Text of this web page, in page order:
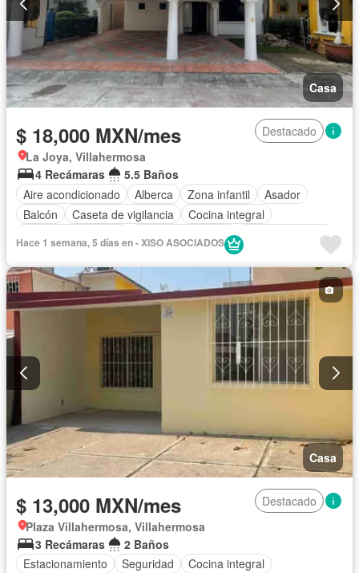
Casa
$ 18,000 MXN/mes
Destacado
La Joya, Villahermosa
4 Recámaras
5.5 Baños
Aire acondicionado
Alberca Zona infantil
Asador
Balcón
Caseta de vigilancia
Cocina integral
Cuarto de servicio
Estacionamiento
Vista panorámica
Solo familias
Sin amueblar
Hace 1 semana, 5 días en - XISO ASOCIADOS
Casa
$ 13,000 MXN/mes
Destacado
Plaza Villahermosa, Villahermosa
3 Recámaras
2 Baños
Estacionamiento
Seguridad
Cocina integral